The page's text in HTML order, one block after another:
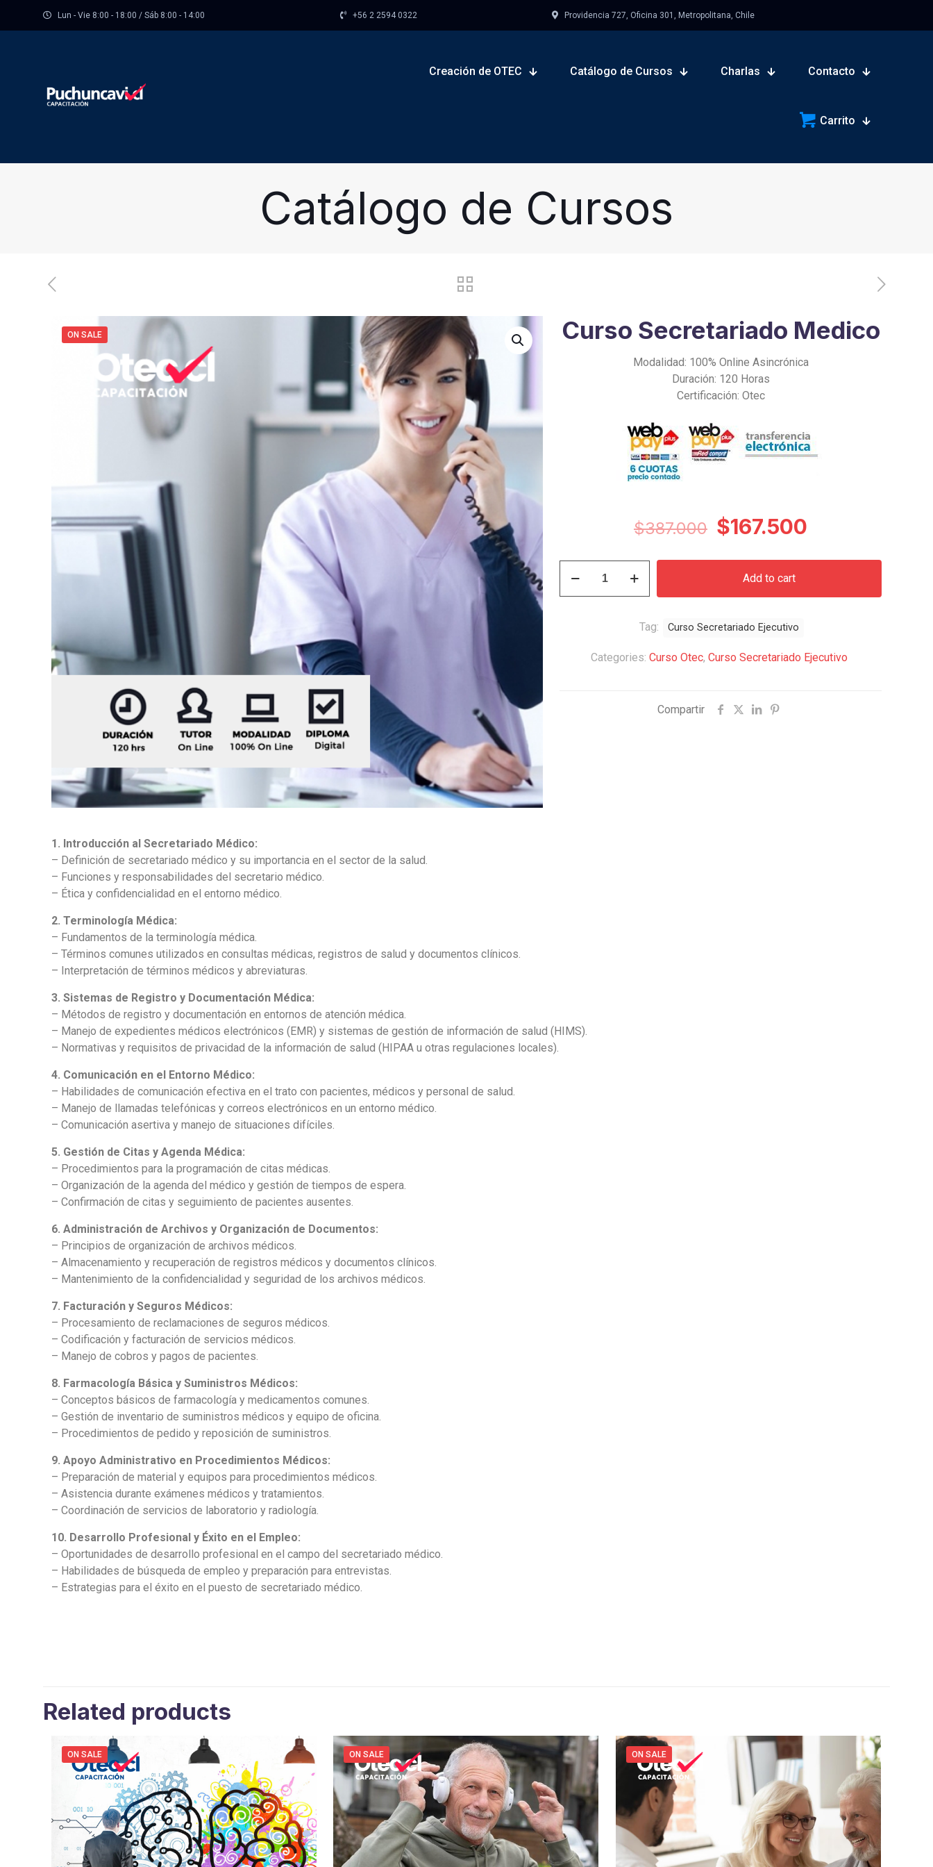
Lun - Vie 8:00 - 18:00 / Sáb 8:00 - 14:00 +56 2 2594 0322 Providencia 727, Oficina 301, Metropolitana, Chile
Creación de OTEC Catálogo de Cursos Charlas Contacto
Carrito
Catálogo de Cursos
ON SALE Curso Secretariado Medico
Modalidad: 100% Online Asincrónica
Duración: 120 Horas
Certificación: Otec
$387.000 Original
was:
$387.000.
$167.500
is:
Secretariado
Medico
Add to cart
Categories: Curso Otec, Curso Secretariado Ejecutivo
Tag: Curso Secretariado Ejecutivo
Compartir
1. Introducción al Secretariado Médico:
– Definición de secretariado médico y su importancia en el sector de la salud.
– Funciones y responsabilidades del secretario médico.
– Ética y confidencialidad en el entorno médico.
2. Terminología Médica:
– Fundamentos de la terminología médica.
– Términos comunes utilizados en consultas médicas, registros de salud y documentos clínicos.
– Interpretación de términos médicos y abreviaturas.
3. Sistemas de Registro y Documentación Médica:
– Métodos de registro y documentación en entornos de atención médica.
– Manejo de expedientes médicos electrónicos (EMR) y sistemas de gestión de información de salud (HIMS).
– Normativas y requisitos de privacidad de la información de salud (HIPAA u otras regulaciones locales).
4. Comunicación en el Entorno Médico:
– Habilidades de comunicación efectiva en el trato con pacientes, médicos y personal de salud.
– Manejo de llamadas telefónicas y correos electrónicos en un entorno médico.
– Comunicación asertiva y manejo de situaciones difíciles.
5. Gestión de Citas y Agenda Médica:
– Procedimientos para la programación de citas médicas.
– Organización de la agenda del médico y gestión de tiempos de espera.
– Confirmación de citas y seguimiento de pacientes ausentes.
6. Administración de Archivos y Organización de Documentos:
– Principios de organización de archivos médicos.
– Almacenamiento y recuperación de registros médicos y documentos clínicos.
– Mantenimiento de la confidencialidad y seguridad de los archivos médicos.
7. Facturación y Seguros Médicos:
– Procesamiento de reclamaciones de seguros médicos.
– Codificación y facturación de servicios médicos.
– Manejo de cobros y pagos de pacientes.
8. Farmacología Básica y Suministros Médicos:
– Conceptos básicos de farmacología y medicamentos comunes.
– Gestión de inventario de suministros médicos y equipo de oficina.
– Procedimientos de pedido y reposición de suministros.
9. Apoyo Administrativo en Procedimientos Médicos:
– Preparación de material y equipos para procedimientos médicos.
– Asistencia durante exámenes médicos y tratamientos.
– Coordinación de servicios de laboratorio y radiología.
10. Desarrollo Profesional y Éxito en el Empleo:
– Oportunidades de desarrollo profesional en el campo del secretariado médico.
– Habilidades de búsqueda de empleo y preparación para entrevistas.
– Estrategias para el éxito en el puesto de secretariado médico.
Related products
ON SALE ON SALE ON SALE